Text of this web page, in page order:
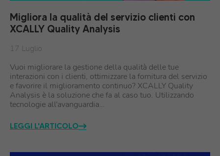
Migliora la qualità del servizio clienti con
XCALLY Quality Analysis
17 Luglio
Vuoi migliorare la gestione della qualità delle tue
interazioni con i clienti, ottimizzare la fornitura del servizio
e favorire il miglioramento continuo? XCALLY Quality
Analysis è la soluzione che fa al caso tuo. Utilizzando
tecnologie all'avanguardia…
LEGGI L'ARTICOLO